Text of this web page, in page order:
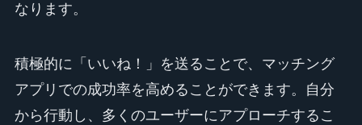
なります。
積極的に「いいね！」を送ることで、マッチング
アプリでの成功率を高めることができます。自分
から行動し、多くのユーザーにアプローチするこ